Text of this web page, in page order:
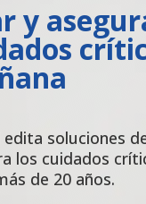
y
soluciones
los cuidados
de 20 años.